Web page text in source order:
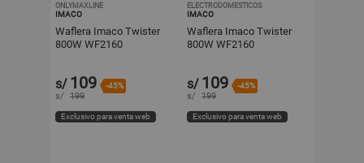
ONLYMAXLINE
IMACO
Waflera Imaco Twister
800W WF2160
s/ 109 -45%
s/ 199
Exclusivo para venta web
ELECTRODOMESTICOS
IMACO
Waflera Imaco Twister
800W WF2160
s/ 109 -45%
s/ 199
Exclusivo para venta web